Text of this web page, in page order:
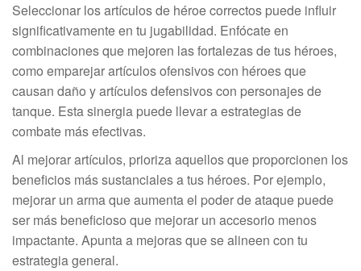
Seleccionar los artículos de héroe correctos puede influir
significativamente en tu jugabilidad. Enfócate en
combinaciones que mejoren las fortalezas de tus héroes,
como emparejar artículos ofensivos con héroes que
causan daño y artículos defensivos con personajes de
tanque. Esta sinergia puede llevar a estrategias de
combate más efectivas.
Al mejorar artículos, prioriza aquellos que proporcionen los
beneficios más sustanciales a tus héroes. Por ejemplo,
mejorar un arma que aumenta el poder de ataque puede
ser más beneficioso que mejorar un accesorio menos
impactante. Apunta a mejoras que se alineen con tu
estrategia general.